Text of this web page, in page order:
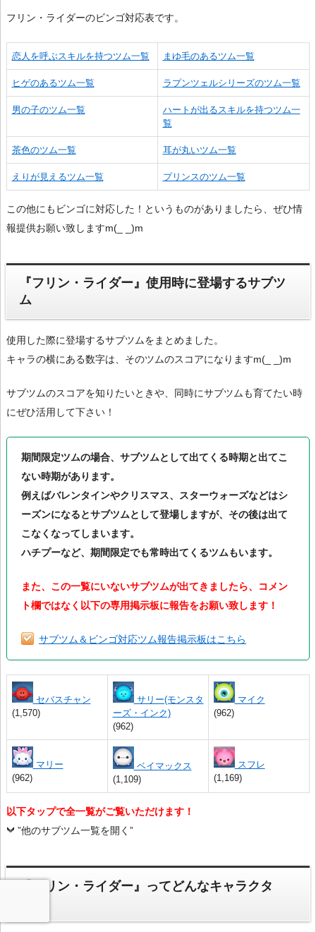
フリン・ライダーのビンゴ対応表です。
恋人を呼ぶスキルを持つツム一覧 まゆ毛のあるツム一覧
ヒゲのあるツム一覧 ラプンツェルシリーズのツム一覧
男の子のツム一覧
ハートが出るスキルを持つツム一
覧
茶色のツム一覧 耳が丸いツム一覧
えりが見えるツム一覧 プリンスのツム一覧
この他にもビンゴに対応した！というものがありましたら、ぜひ情
報提供お願い致しますm(_ _)m
『フリン・ライダー』使用時に登場するサブツ
ム
使用した際に登場するサブツムをまとめました。
キャラの横にある数字は、そのツムのスコアになりますm(_ _)m
サブツムのスコアを知りたいときや、同時にサブツムも育てたい時
にぜひ活用して下さい！
期間限定ツムの場合、サブツムとして出てくる時期と出てこ
ない時期があります。
例えばバレンタインやクリスマス、スターウォーズなどはシ
ーズンになるとサブツムとして登場しますが、その後は出て
こなくなってしまいます。
ハチプーなど、期間限定でも常時出てくるツムもいます。
また、この一覧にいないサブツムが出てきましたら、コメン
ト欄ではなく以下の専用掲示板に報告をお願い致します！
サブツム＆ビンゴ対応ツム報告掲示板はこちら
セバスチャン
(1,570)
サリー(モンスタ
ーズ・インク)
(962)
マイク
(962)
マリー
(962)
ベイマックス
(1,109)
スフレ
(1,169)
以下タップで全一覧がご覧いただけます！
”他のサブツム一覧を開く”
『フリン・ライダー』ってどんなキャラクタ